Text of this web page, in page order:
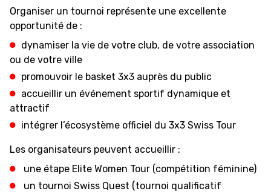
RESOURCE CENTER CALENDARIO SHOP
MEDIAS
Organiser un tournoi représente une excellente
opportunité de :
dynamiser la vie de votre club, de votre association
ou de votre ville
promouvoir le basket 3x3 auprès du public
accueillir un événement sportif dynamique et
attractif
intégrer l’écosystème officiel du 3x3 Swiss Tour
Les organisateurs peuvent accueillir :
une étape Elite Women Tour (compétition féminine)
un tournoi Swiss Quest (tournoi qualificatif